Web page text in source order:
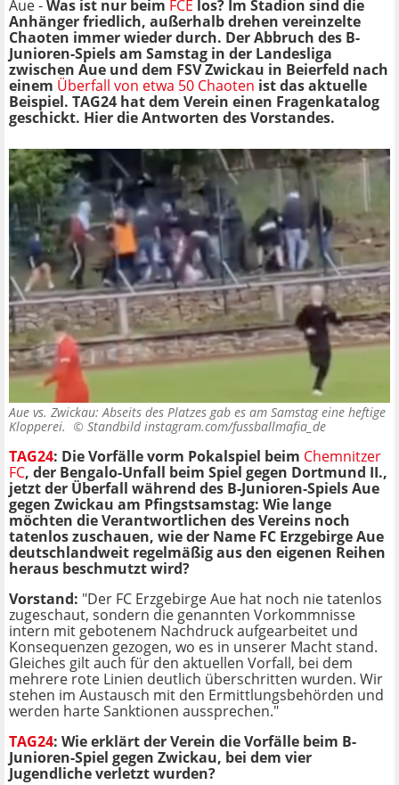
Aue -Was ist nur beim FCE los? Im Stadion sind die
Anhänger friedlich, außerhalb drehen vereinzelte
Chaoten immer wieder durch. Der Abbruch des B-
Junioren-Spiels am Samstag in der Landesliga
zwischen Aue und dem FSV Zwickau in Beierfeld nach
einem Überfall von etwa 50 Chaoten ist das aktuelle
Beispiel. TAG24 hat dem Verein einen Fragenkatalog
geschickt. Hier die Antworten des Vorstandes.
Aue vs. Zwickau: Abseits des Platzes gab es am Samstag eine heftige
Klopperei. © Standbild instagram.com/fussballmafia_de
TAG24: Die Vorfälle vorm Pokalspiel beim Chemnitzer
FC, der Bengalo-Unfall beim Spiel gegen Dortmund II.,
jetzt der Überfall während des B-Junioren-Spiels Aue
gegen Zwickau am Pfingstsamstag: Wie lange
möchten die Verantwortlichen des Vereins noch
tatenlos zuschauen, wie der Name FC Erzgebirge Aue
deutschlandweit regelmäßig aus den eigenen Reihen
heraus beschmutzt wird?
Vorstand: "Der FC Erzgebirge Aue hat noch nie tatenlos
zugeschaut, sondern die genannten Vorkommnisse
intern mit gebotenem Nachdruck aufgearbeitet und
Konsequenzen gezogen, wo es in unserer Macht stand.
Gleiches gilt auch für den aktuellen Vorfall, bei dem
mehrere rote Linien deutlich überschritten wurden. Wir
stehen im Austausch mit den Ermittlungsbehörden und
werden harte Sanktionen aussprechen."
TAG24: Wie erklärt der Verein die Vorfälle beim B-
Junioren-Spiel gegen Zwickau, bei dem vier
Jugendliche verletzt wurden?